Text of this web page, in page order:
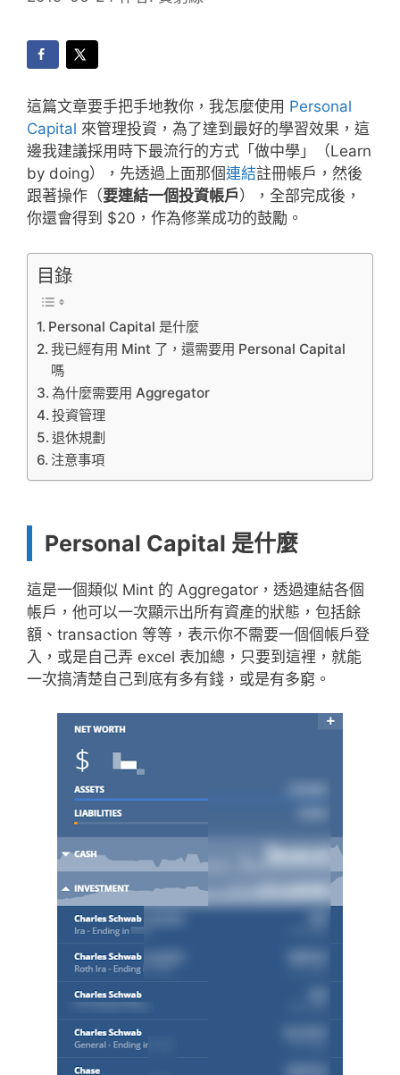
這篇文章要手把手地教你，我怎麼使用 Personal
Capital 來管理投資，為了達到最好的學習效果，這
邊我建議採用時下最流行的方式「做中學」（Learn
by doing），先透過上面那個連結註冊帳戶，然後
跟著操作（要連結一個投資帳戶），全部完成後，
你還會得到 $20，作為修業成功的鼓勵。
目錄
Personal Capital 是什麼
我已經有用 Mint 了，還需要用 Personal Capital
嗎
為什麼需要用 Aggregator
投資管理
退休規劃
注意事項
Personal Capital 是什麼
這是一個類似 Mint 的 Aggregator，透過連結各個
帳戶，他可以一次顯示出所有資產的狀態，包括餘
額、transaction 等等，表示你不需要一個個帳戶登
入，或是自己弄 excel 表加總，只要到這裡，就能
一次搞清楚自己到底有多有錢，或是有多窮。